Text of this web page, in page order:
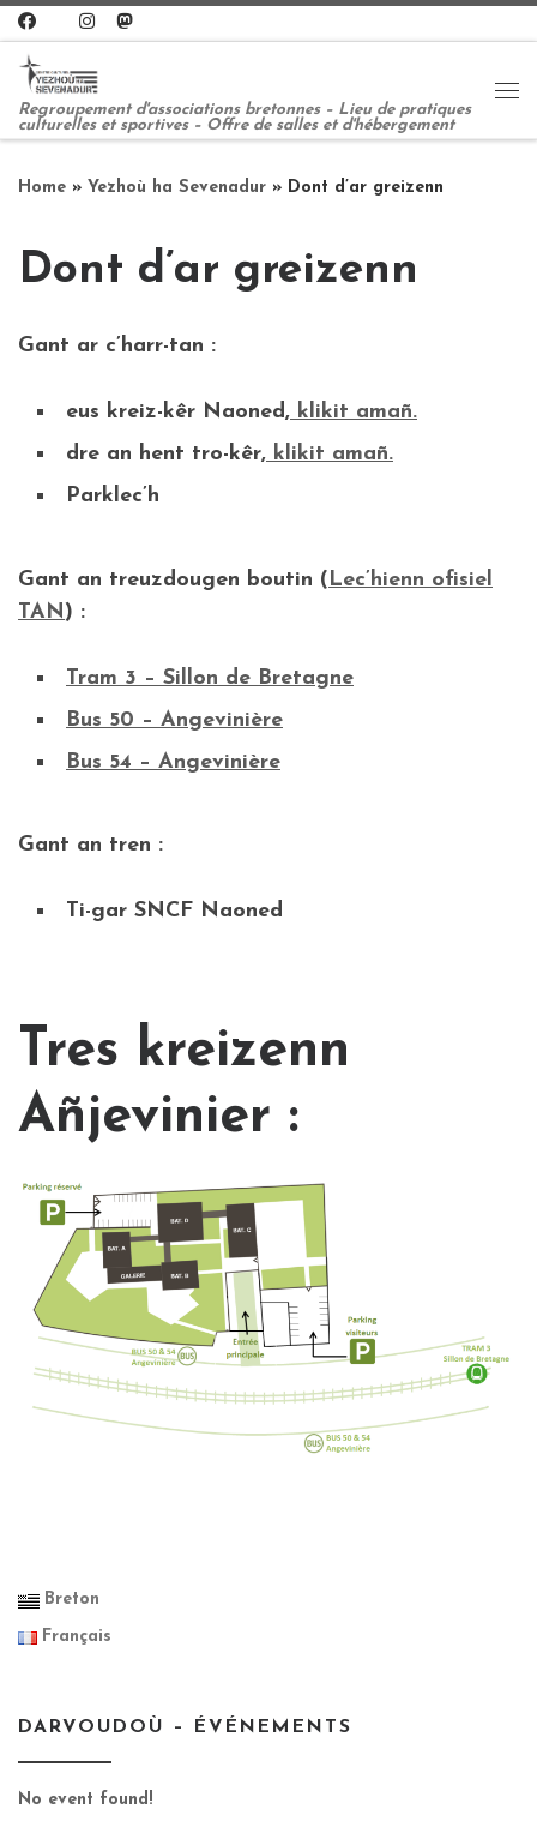
Skip to content
Regroupement d'associations bretonnes – Lieu de pratiques
culturelles et sportives – Offre de salles et d'hébergement
Home » Yezhoù ha Sevenadur » Dont d’ar greizenn
Dont d’ar greizenn
Gant ar c’harr-tan :
eus kreiz-kêr Naoned, klikit amañ.
dre an hent tro-kêr, klikit amañ.
Parklec’h
Gant an treuzdougen boutin ( Lec’hienn ofisiel
TAN ) :
Tram 3 – Sillon de Bretagne
Bus 50 – Angevinière
Bus 54 – Angevinière
Gant an tren :
Ti-gar SNCF Naoned
Tres kreizenn
Añjevinier :
Breton
Français
DARVOUDOÙ – ÉVÉNEMENTS
No event found!